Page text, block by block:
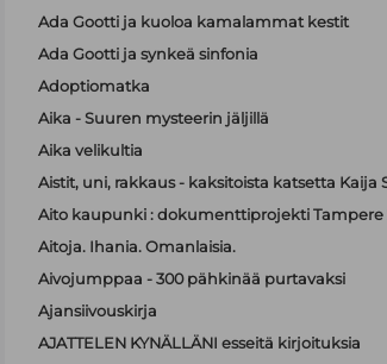
Ada Gootti ja kuoloa kamalammat kestit
Ada Gootti ja synkeä sinfonia
Adoptiomatka
Aika - Suuren mysteerin jäljillä
Aika velikultia
Aistit, uni, rakkaus - kaksitoista katsetta Kaija
Aito kaupunki : dokumenttiprojekti Tampere
Aitoja. Ihania. Omanlaisia.
Aivojumppaa - 300 pähkinää purtavaksi
Ajansiivouskirja
AJATTELEN KYNÄLLÄNI esseitä kirjoituksia